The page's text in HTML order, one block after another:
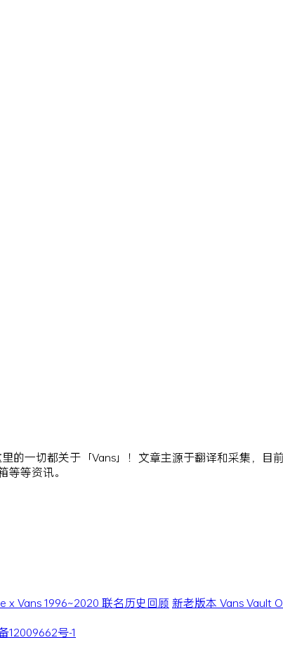
的一切都关于「Vans」！文章主源于翻译和采集，目
等资讯。
x Vans 1996~2020 联名历史回顾 新老版本 Vans Vault
12009662号-1